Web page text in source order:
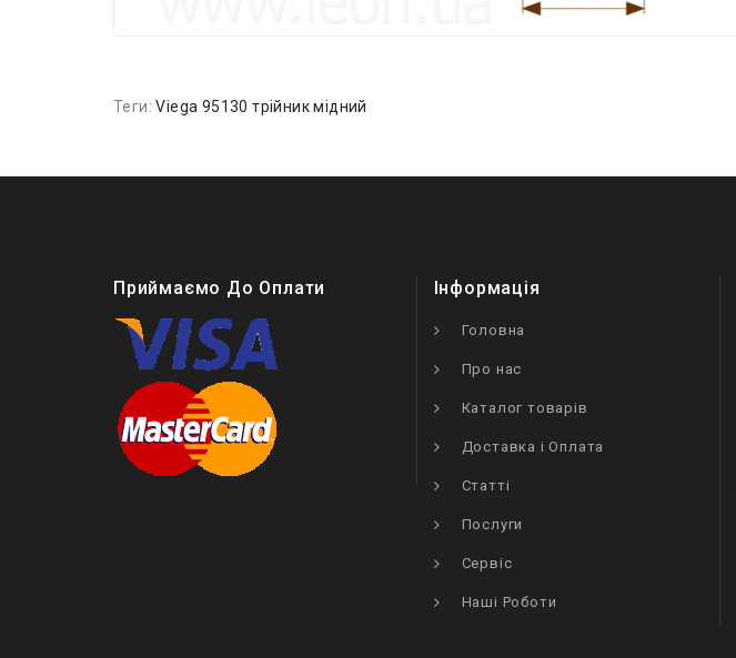
Теги:Viega 95130 трійник мідний
Приймаємо До Оплати Інформація
Головна
Про нас
Каталог товарів
Доставка і Оплата
Статті
Послуги
Сервіс
Наші Роботи